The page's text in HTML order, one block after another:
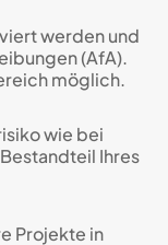
werden und
(AfA).
möglich.
wie bei
Ihres
Projekte in